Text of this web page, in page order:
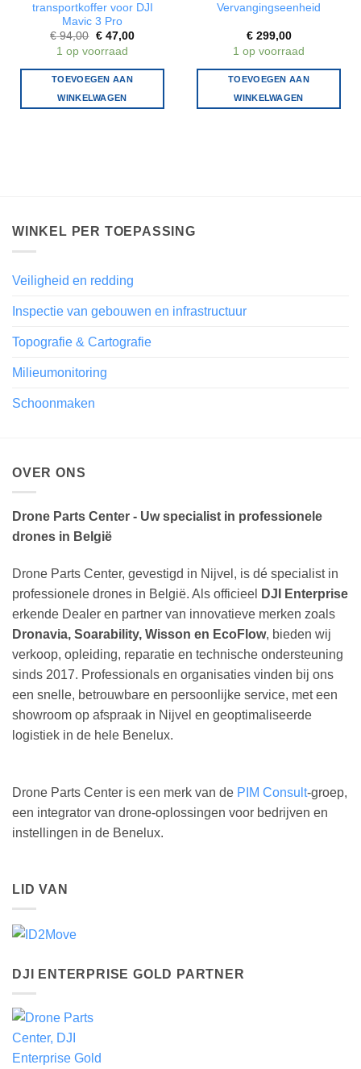
transportkoffer voor DJI
Mavic 3 Pro
€94,00 Oorspronkelijke
was:
€ 94,00.
€47,00Huidige
€ 47,00.
1 op voorraad
TOEVOEGEN AAN
WINKELWAGEN
Vervangingseenheid
€299,00
1 op voorraad
TOEVOEGEN AAN
WINKELWAGEN
WINKEL PER TOEPASSING
Veiligheid en redding
Inspectie van gebouwen en infrastructuur
Topografie & Cartografie
Milieumonitoring
Schoonmaken
OVER ONS
Drone Parts Center - Uw specialist in professionele
drones in België
Drone Parts Center, gevestigd in Nijvel, is dé specialist in
professionele drones in België. Als officieel
DJI Enterprise
erkende Dealer en partner van innovatieve merken zoals
Dronavia, Soarability, Wisson en EcoFlow, bieden wij
verkoop, opleiding, reparatie en technische ondersteuning
sinds 2017. Professionals en organisaties vinden bij ons
een snelle, betrouwbare en persoonlijke service, met een
showroom op afspraak in Nijvel en geoptimaliseerde
logistiek in de hele Benelux.
Drone Parts Center is een merk van de PIM Consult-groep,
een integrator van drone-oplossingen voor bedrijven en
instellingen in de Benelux.
LID VAN
DJI ENTERPRISE GOLD PARTNER